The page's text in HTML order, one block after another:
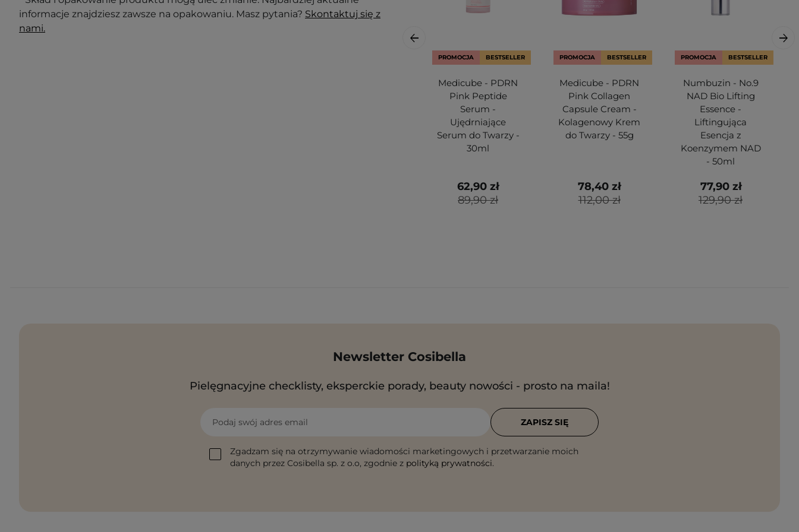
informacje znajdziesz zawsze na opakowaniu. Masz pytania? Skontaktuj się z
nami.
PROMOCJA BESTSELLER
Medicube - PDRN
Pink Peptide
Serum -
Ujędrniające
Serum do Twarzy -
30ml
89,90 zł
62,90 zł
PROMOCJA BESTSELLER
Medicube - PDRN
Pink Collagen
Capsule Cream -
Kolagenowy Krem
do Twarzy - 55g
112,00 zł
78,40 zł
PROMOCJA BESTSELLER
Numbuzin - No.9
NAD Bio Lifting
Essence -
Liftingująca
Esencja z
Koenzymem NAD
- 50ml
129,90 zł
77,90 zł
Newsletter Cosibella
Pielęgnacyjne checklisty, eksperckie porady, beauty nowości - prosto na maila!
Podaj swój adres email
Zgadzam się na otrzymywanie wiadomości marketingowych i przetwarzanie moich
danych przez Cosibella sp. z o.o, zgodnie z polityką prywatności.
ZAPISZ SIĘ